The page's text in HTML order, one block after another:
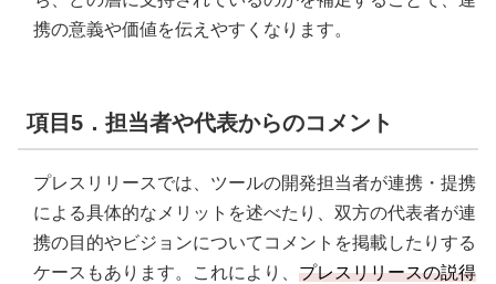
携の意義や価値を伝えやすくなります。
項目5．担当者や代表からのコメント
プレスリリースでは、ツールの開発担当者が連携・提携
による具体的なメリットを述べたり、双方の代表者が連
携の目的やビジョンについてコメントを掲載したりする
ケースもあります。これにより、 プレスリリースの説得